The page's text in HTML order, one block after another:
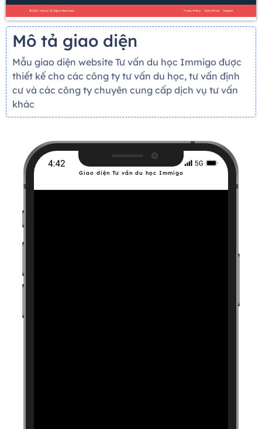
Mô tả giao diện
Mẫu giao diện website Tư vấn du học Immigo được
thiết kế cho các công ty tư vấn du học, tư vấn định
cư và các công ty chuyên cung cấp dịch vụ tư vấn
khác
Giao diện Tư vấn du học Immigo